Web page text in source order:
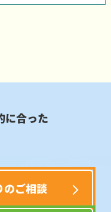
に合った
のご相談